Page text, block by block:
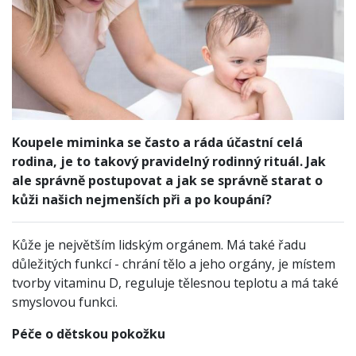
Koupele miminka se často a ráda účastní celá
rodina, je to takový pravidelný rodinný rituál. Jak
ale správně postupovat a jak se správně starat o
kůži našich nejmenších při a po koupání?
Kůže je největším lidským orgánem. Má také řadu
důležitých funkcí - chrání tělo a jeho orgány, je místem
tvorby vitaminu D, reguluje tělesnou teplotu a má také
smyslovou funkci.
Péče o dětskou pokožku